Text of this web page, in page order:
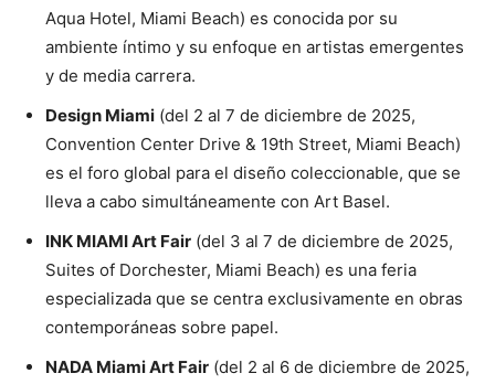
Aqua Hotel, Miami Beach) es conocida por su
ambiente íntimo y su enfoque en artistas emergentes
y de media carrera.
Design Miami (del 2 al 7 de diciembre de 2025,
Convention Center Drive & 19th Street, Miami Beach)
es el foro global para el diseño coleccionable, que se
lleva a cabo simultáneamente con Art Basel.
INK MIAMI Art Fair (del 3 al 7 de diciembre de 2025,
Suites of Dorchester, Miami Beach) es una feria
especializada que se centra exclusivamente en obras
contemporáneas sobre papel.
NADA Miami Art Fair (del 2 al 6 de diciembre de 2025,